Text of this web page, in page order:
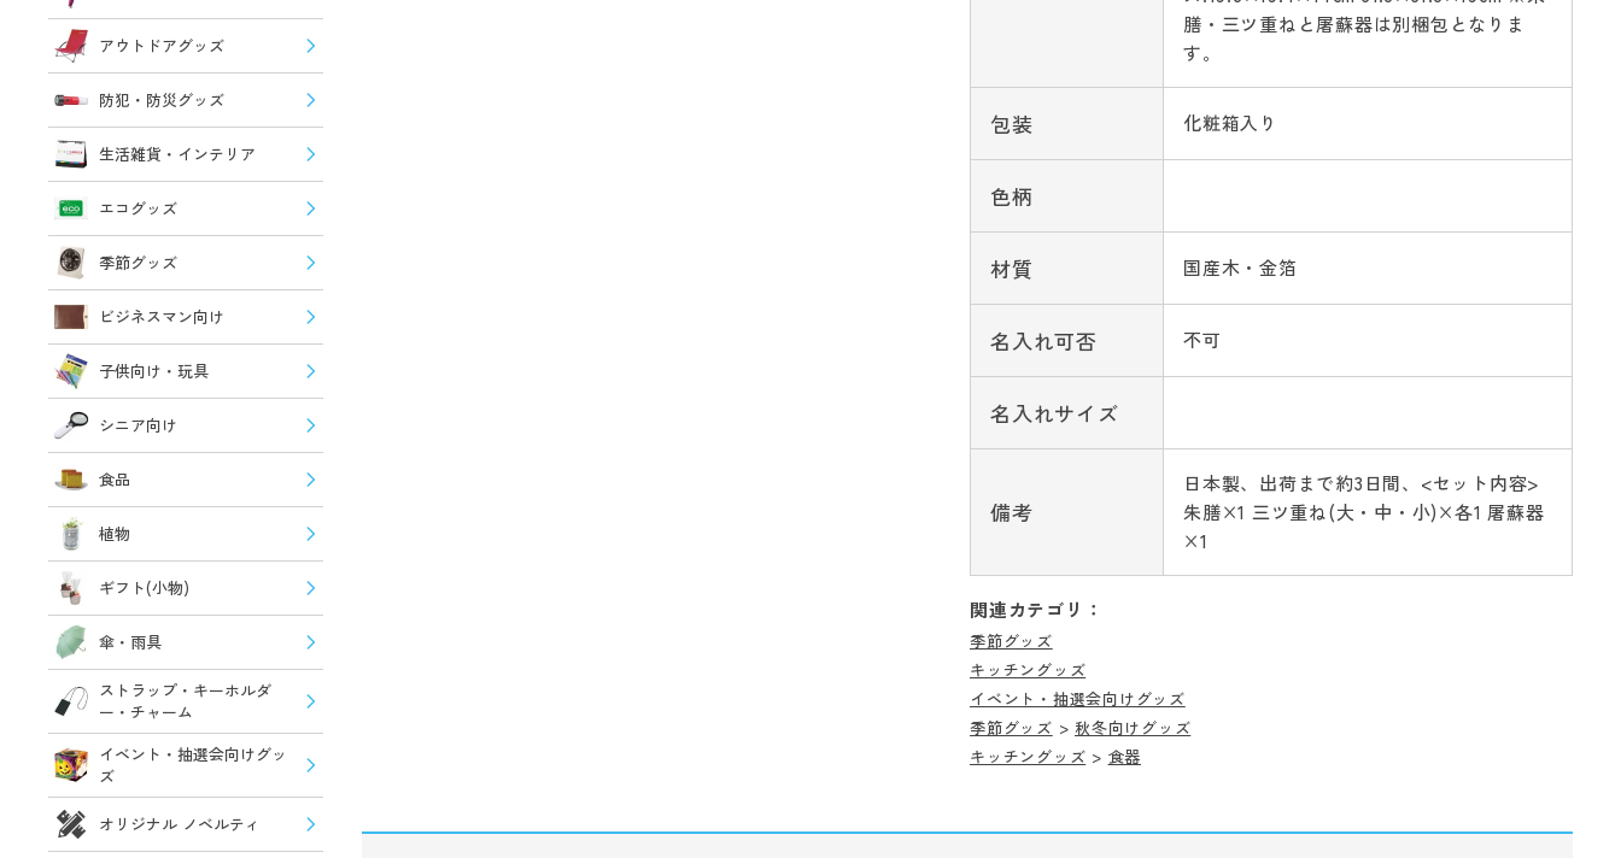
アウトドアグッズ
防犯・防災グッズ
生活雑貨・インテリア
エコグッズ
季節グッズ
ビジネスマン向け
子供向け・玩具
シニア向け
食品
植物
ギフト(小物)
傘・雨具
ストラップ・キーホルダ
ー・チャーム
イベント・抽選会向けグッ
ズ
オリジナル ノベルティ
膳・三ツ重ねと屠蘇器は別梱包となりま
す。
包装 化粧箱入り
色柄
材質 国産木・金箔
名入れ可否 不可
名入れサイズ
備考
日本製、出荷まで約3日間、<セット内容>
朱膳×1 三ツ重ね(大・中・小)×各1 屠蘇器
×1
関連カテゴリ：
季節グッズ
キッチングッズ
イベント・抽選会向けグッズ
季節グッズ > 秋冬向けグッズ
キッチングッズ > 食器